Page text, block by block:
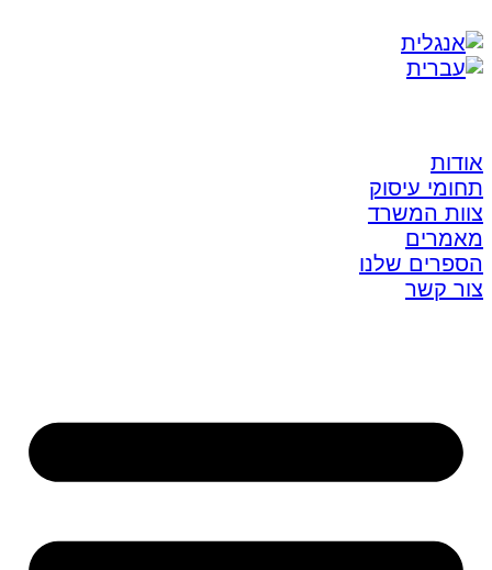
אודות
תחומי עיסוק
צוות המשרד
מאמרים
הספרים שלנו
צור קשר